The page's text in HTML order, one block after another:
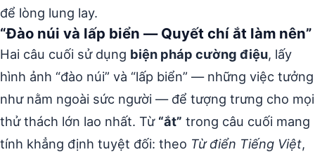
để lòng lung lay.
“Đào núi và lấp biển — Quyết chí ắt làm nên”
Hai câu cuối sử dụng biện pháp cường điệu, lấy
hình ảnh “đào núi” và “lấp biển” — những việc tưởng
như nằm ngoài sức người — để tượng trưng cho mọi
thử thách lớn lao nhất. Từ “ắt” trong câu cuối mang
tính khẳng định tuyệt đối: theo Từ điển Tiếng Việt,